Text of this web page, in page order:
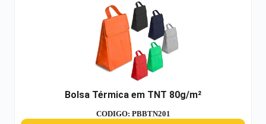
Bolsa Térmica em TNT 80g/m²
CODIGO: PBBTN201